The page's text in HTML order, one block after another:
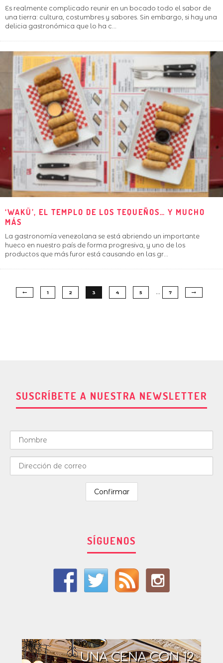
Es realmente complicado reunir en un bocado todo el sabor de
una tierra: cultura, costumbres y sabores. Sin embargo, si hay una
delicia gastronómica que lo ha c...
‘WAKÜ’, EL TEMPLO DE LOS TEQUEÑOS… Y MUCHO
MÁS
La gastronomía venezolana se está abriendo un importante
hueco en nuestro país de forma progresiva, y uno de los
productos que más furor está causando en las gr...
1 2 3 4 5 … 7
SUSCRÍBETE A NUESTRA NEWSLETTER
SÍGUENOS